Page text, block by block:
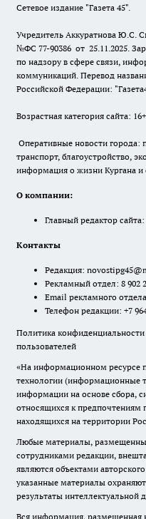
Сетевое издание "Газета 45".
Учредитель Аккуратнова Ю.С.
№ФС 77-90386 от 25.11.2025.
по надзору в сфере связи,
коммуникаций. Перевод
Российской Федерации:
Возрастная категория сайта: 16+
Оперативные новости
транспорт, благоустройство,
информация о жизни Кургана и
О компании:
Главный редактор
Контакты
Редакция:
Рекламный отдел: 8 902
Email рекламного
Телефон редакции: +7
Политика
пользователей
«На информационном ресурсе
технологии (информационные
информации на основе сбора,
относящихся к предпочтениям
находящихся на территории
Любые материалы,
сотрудниками редакции,
являются объектами
указанные материалы
результаты интеллектуальной
Вся информация, размещенная